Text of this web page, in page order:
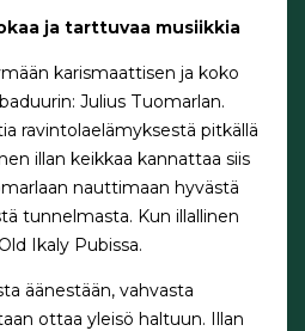
ja tarttuvaa musiikkia
karismaattisen ja koko
Julius Tuomarlan.
ravintolaelämyksestä pitkällä
illan keikkaa kannattaa siis
nauttimaan hyvästä
tunnelmasta. Kun illallinen
Ikaly Pubissa.
äänestään, vahvasta
ottaa yleisö haltuun. Illan